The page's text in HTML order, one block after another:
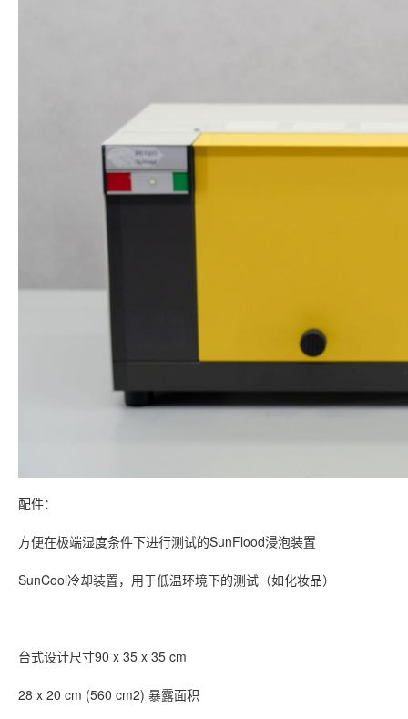
配件：
方便在极端湿度条件下进行测试的SunFlood浸泡装置
SunCool冷却装置，用于低温环境下的测试（如化妆品）
台式设计尺寸90 x 35 x 35 cm
28 x 20 cm (560 cm2) 暴露面积